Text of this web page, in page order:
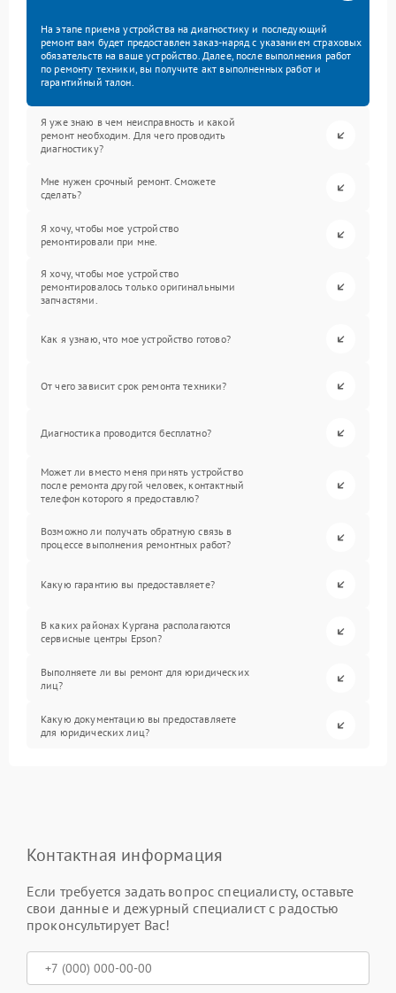
На этапе приема устройства на диагностику и последующий
ремонт вам будет предоставлен заказ-наряд с указанием страховых
обязательств на ваше устройство. Далее, после выполнения работ
по ремонту техники, вы получите акт выполненных работ и
гарантийный талон.
Я уже знаю в чем неисправность и какой
ремонт необходим. Для чего проводить
диагностику?
Мне нужен срочный ремонт. Сможете
сделать?
Я хочу, чтобы мое устройство
ремонтировали при мне.
Я хочу, чтобы мое устройство
ремонтировалось только оригинальными
запчастями.
Как я узнаю, что мое устройство готово?
От чего зависит срок ремонта техники?
Диагностика проводится бесплатно?
Может ли вместо меня принять устройство
после ремонта другой человек, контактный
телефон которого я предоставлю?
Возможно ли получать обратную связь в
процессе выполнения ремонтных работ?
Какую гарантию вы предоставляете?
В каких районах Кургана располагаются
сервисные центры Epson?
Выполняете ли вы ремонт для юридических
лиц?
Какую документацию вы предоставляете
для юридических лиц?
Контактная информация
Если требуется задать вопрос специалисту, оставьте
свои данные и дежурный специалист с радостью
проконсультирует Вас!